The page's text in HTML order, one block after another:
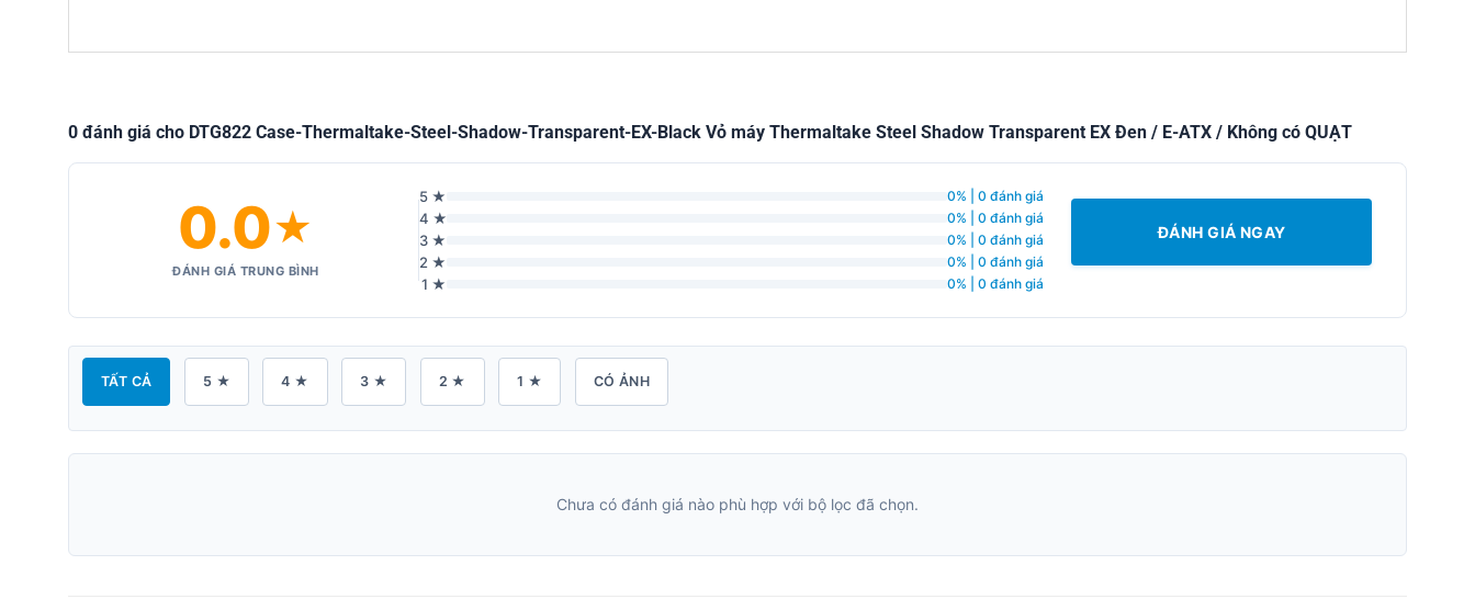
0 đánh giá cho DTG822 Case-Thermaltake-Steel-Shadow-Transparent-EX-Black Vỏ máy Thermaltake Steel Shadow Transparent EX Đen / E-ATX / Không có QUẠT
0.0★
ĐÁNH GIÁ TRUNG BÌNH
5 ★ 0% | 0 đánh giá
4 ★ 0% | 0 đánh giá
3 ★ 0% | 0 đánh giá
2 ★ 0% | 0 đánh giá
1 ★ 0% | 0 đánh giá
ĐÁNH GIÁ NGAY
TẤT CẢ 5 ★ 4 ★ 3 ★ 2 ★ 1 ★ CÓ ẢNH
Chưa có đánh giá nào phù hợp với bộ lọc đã chọn.